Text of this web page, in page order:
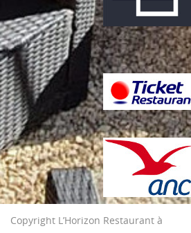
Copyright L’Horizon Restaurant à